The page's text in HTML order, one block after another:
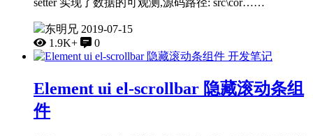
东明兄 2019-07-15
1.9K+
0
开发笔记
Element ui el-scrollbar 隐藏滚动条组
件